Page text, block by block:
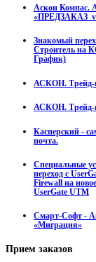
Аскон Компас.
Знакомый
Строитель на
График)
АСКОН. Трейд-
АСКОН. Трейд-
Касперский -
почта.
Специальные
переход с
Firewall на
UserGate UTM
Смарт-Софт -
«Миграция»
Прием заказов